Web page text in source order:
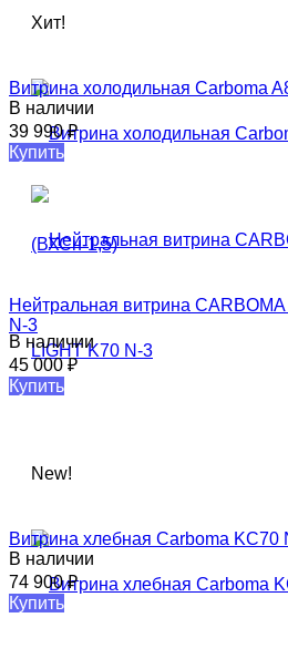
Хит!
Витрина холодильная Carboma
В наличии
39 990₽
Купить
Нейтральная витрина
N‑3
В наличии
45 000₽
Купить
New!
Витрина хлебная Carboma KC70
В наличии
74 900₽
Купить